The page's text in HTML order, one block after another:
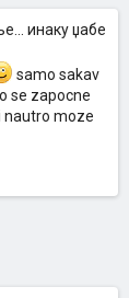
инаку џабе
samo sakav
se zapocne
nautro moze